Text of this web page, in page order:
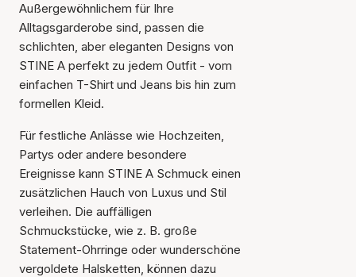
Außergewöhnlichem für Ihre
Alltagsgarderobe sind, passen die
schlichten, aber eleganten Designs von
STINE A perfekt zu jedem Outfit - vom
einfachen T-Shirt und Jeans bis hin zum
formellen Kleid.
Für festliche Anlässe wie Hochzeiten,
Partys oder andere besondere
Ereignisse kann STINE A Schmuck einen
zusätzlichen Hauch von Luxus und Stil
verleihen. Die auffälligen
Schmuckstücke, wie z. B. große
Statement-Ohrringe oder wunderschöne
vergoldete Halsketten, können dazu